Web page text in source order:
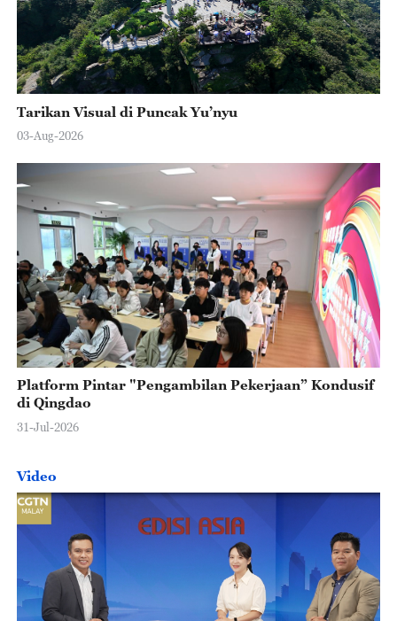
Tarikan Visual di Puncak Yu’nyu
03-Aug-2026
Platform Pintar "Pengambilan Pekerjaan” Kondusif
di Qingdao
31-Jul-2026
Video